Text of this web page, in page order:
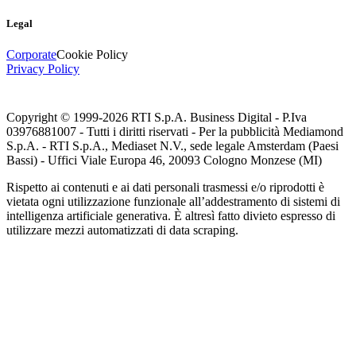
Legal
CorporateCookie Policy
Privacy Policy
Copyright © 1999-2026 RTI S.p.A. Business Digital - P.Iva
03976881007 - Tutti i diritti riservati - Per la pubblicità Mediamond
S.p.A. - RTI S.p.A., Mediaset N.V., sede legale Amsterdam (Paesi
Bassi) - Uffici Viale Europa 46, 20093 Cologno Monzese (MI)
Rispetto ai contenuti e ai dati personali trasmessi e/o riprodotti è
vietata ogni utilizzazione funzionale all’addestramento di sistemi di
intelligenza artificiale generativa. È altresì fatto divieto espresso di
utilizzare mezzi automatizzati di data scraping.